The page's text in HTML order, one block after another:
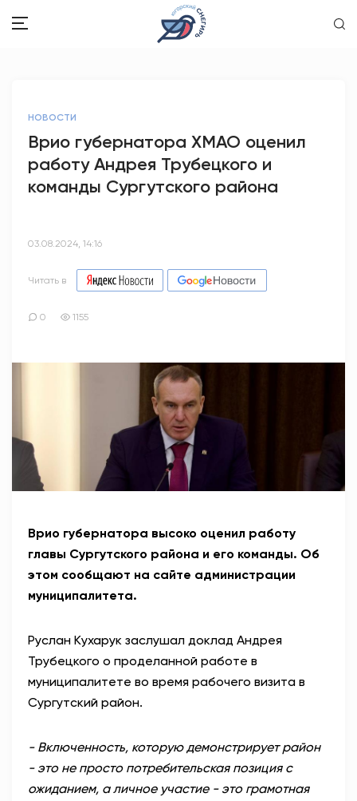
ОБРАЗОВАНИЕ
ПСИХОЛОГИЯ
СПОРТ
АНТИТЕРРОР
НОВОСТИ
ОФИЦИАЛЬНО
Вход / Регистрация
НОВОСТИ
Врио губернатора ХМАО оценил
работу Андрея Трубецкого и
команды Сургутского района
03.08.2024, 14:16
Читать в
0 1155
Врио губернатора высоко оценил работу
главы Сургутского района и его команды. Об
этом сообщают на сайте администрации
муниципалитета.
Руслан Кухарук заслушал доклад Андрея
Трубецкого о проделанной работе в
муниципалитете во время рабочего визита в
Сургутский район.
- Включенность, которую демонстрирует район
- это не просто потребительская позиция с
ожиданием, а личное участие - это грамотная